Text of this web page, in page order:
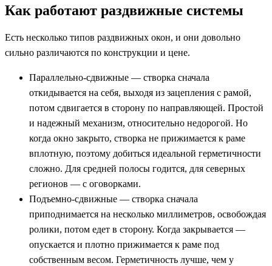
Как работают раздвижные системы
Есть несколько типов раздвижных окон, и они довольно
сильно различаются по конструкции и цене.
Параллельно-сдвижные — створка сначала
откидывается на себя, выходя из зацепления с рамой,
потом сдвигается в сторону по направляющей. Простой
и надежный механизм, относительно недорогой. Но
когда окно закрыто, створка не прижимается к раме
вплотную, поэтому добиться идеальной герметичности
сложно. Для средней полосы годится, для северных
регионов — с оговорками.
Подъемно-сдвижные — створка сначала
приподнимается на несколько миллиметров, освобождая
ролики, потом едет в сторону. Когда закрывается —
опускается и плотно прижимается к раме под
собственным весом. Герметичность лучше, чем у